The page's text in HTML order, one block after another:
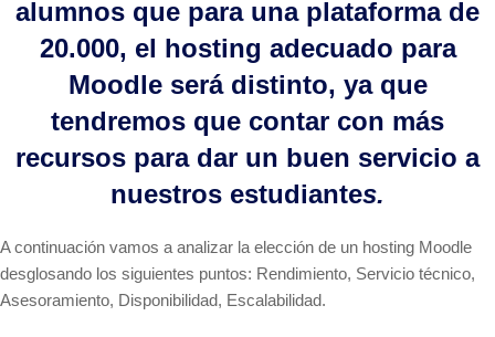
alumnos que para una plataforma de
20.000, el hosting adecuado para
Moodle será distinto, ya que
tendremos que contar con más
recursos para dar un buen servicio a
nuestros estudiantes.
A continuación vamos a analizar la elección de un hosting Moodle
desglosando los siguientes puntos: Rendimiento, Servicio técnico,
Asesoramiento, Disponibilidad, Escalabilidad.